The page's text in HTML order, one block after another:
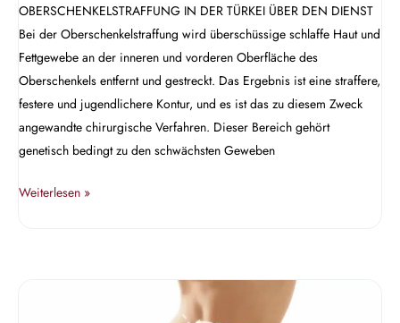
OBERSCHENKELSTRAFFUNG IN DER TÜRKEI ÜBER DEN DIENST
Bei der Oberschenkelstraffung wird überschüssige schlaffe Haut und
Fettgewebe an der inneren und vorderen Oberfläche des
Oberschenkels entfernt und gestreckt. Das Ergebnis ist eine straffere,
festere und jugendlichere Kontur, und es ist das zu diesem Zweck
angewandte chirurgische Verfahren. Dieser Bereich gehört
genetisch bedingt zu den schwächsten Geweben
Weiterlesen »